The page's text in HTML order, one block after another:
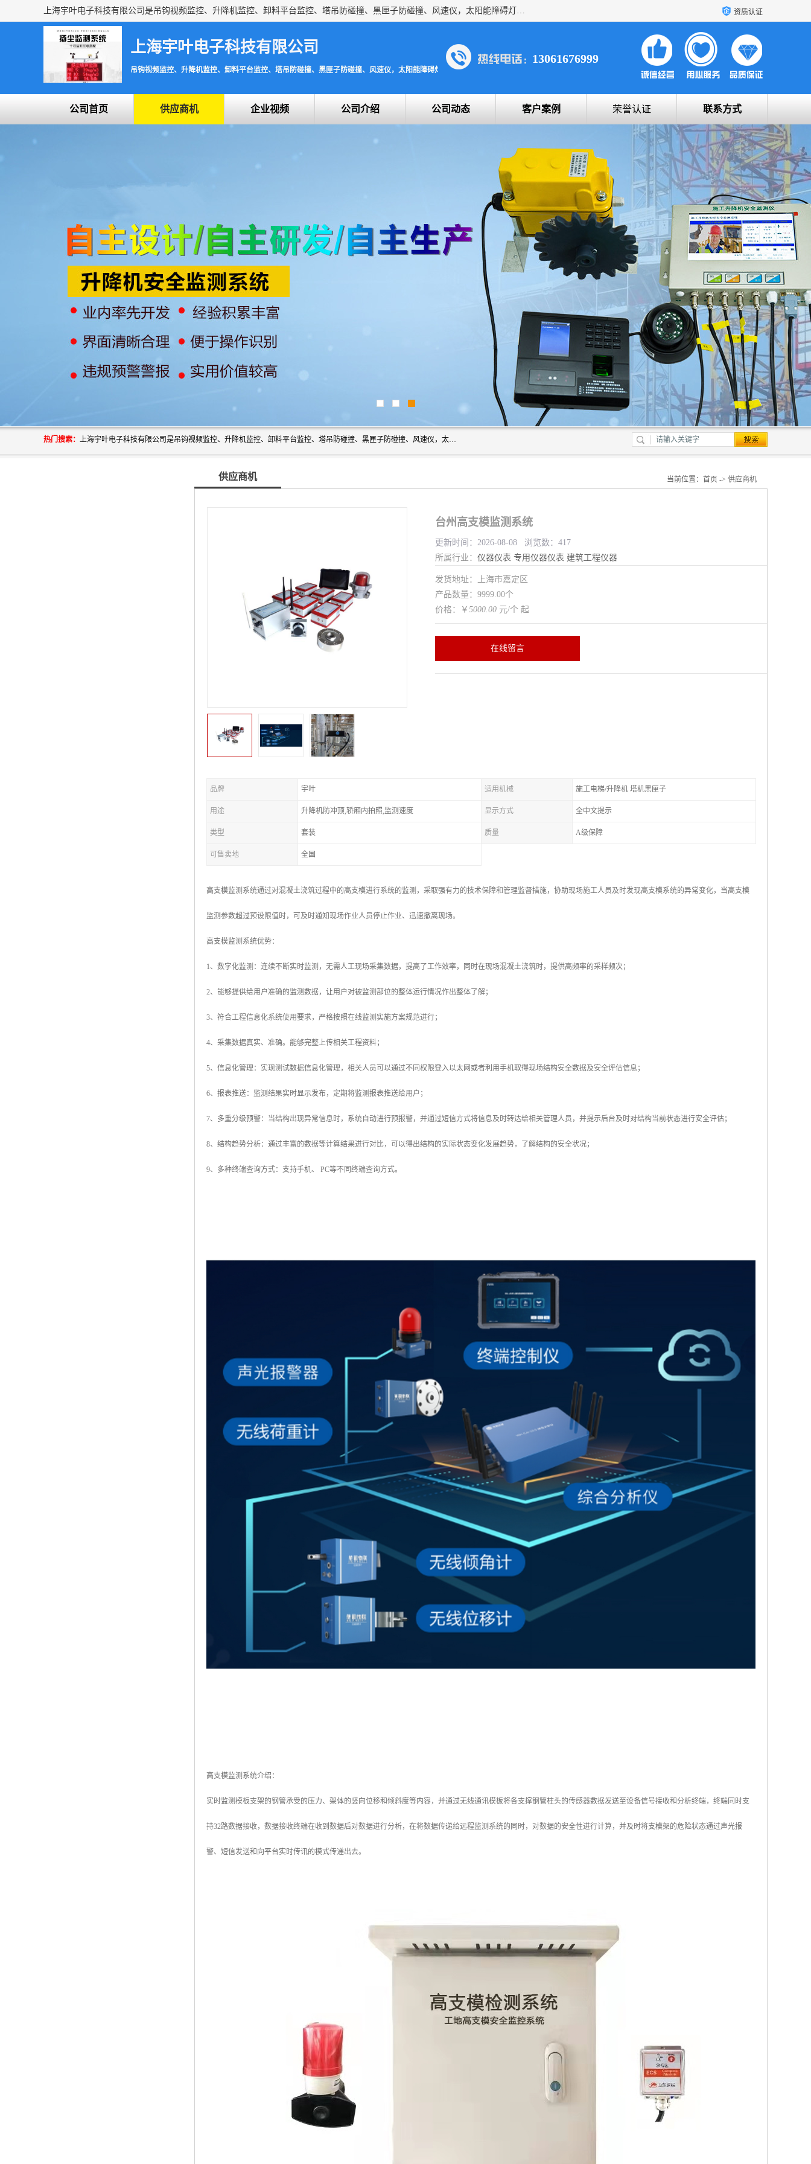
上海宇叶电子科技有限公司是吊钩视频监控、升降机监控、卸料平台监控、塔吊防碰撞、黑匣子防碰撞、风速仪，太阳能障碍灯安全提示灯等一系列升降机的常用配件产品专业研发生产加工的公司，拥有完整、科学的质量管理体系。 资质认证
上海宇叶电子科技有限公司
吊钩视频监控、升降机监控、卸料平台监控、塔吊防碰撞、黑匣子防碰撞、风速仪，太阳能障碍灯安全提示灯
13061676999
公司首页 供应商机 企业视频 公司介绍 公司动态 客户案例 荣誉认证 联系方式
热门搜索： 上海宇叶电子科技有限公司是吊钩视频监控、升降机监控、卸料平台监控、塔吊防碰撞、黑匣子防碰撞、风速仪，太阳能障碍灯安全提示灯等一系列升降机的常用配件产品专业研发生产加工的公司，拥有完整、科学的质量管理体系。
供应商机 当前位置： 首页 -> 供应商机
台州高支模监测系统
更新时间：2026-08-08 浏览数：417
所属行业： 仪器仪表 专用仪器仪表 建筑工程仪器
发货地址：上海市嘉定区
产品数量：9999.00个
价格：￥ 5000.00 元/个 起
在线留言
品牌 宇叶 适用机械 施工电梯/升降机 塔机黑匣子
用途 升降机防冲顶,轿厢内拍照,监测速度 显示方式 全中文提示
类型 套装 质量 A级保障
可售卖地 全国
高支模监测系统通过对混凝土浇筑过程中的高支模进行系统的监测，采取强有力的技术保障和管理监督措施，协助现场施工人员及时发现高支模系统的异常变化，当高支模
监测参数超过预设限值时，可及时通知现场作业人员停止作业、迅速撤离现场。
高支模监测系统优势：
1、数字化监测：连续不断实时监测，无需人工现场采集数据，提高了工作效率，同时在现场混凝土浇筑时，提供高频率的采样频次；
2、能够提供给用户准确的监测数据，让用户对被监测部位的整体运行情况作出整体了解；
3、符合工程信息化系统使用要求，严格按照在线监测实施方案规范进行；
4、采集数据真实、准确。能够完整上传相关工程资料；
5、信息化管理：实现测试数据信息化管理，相关人员可以通过不同权限登入以太网或者利用手机取得现场结构安全数据及安全评估信息；
6、报表推送：监测结果实时显示发布，定期将监测报表推送给用户；
7、多重分级预警：当结构出现异常信息时，系统自动进行预报警，并通过短信方式将信息及时转达给相关管理人员，并提示后台及时对结构当前状态进行安全评估；
8、结构趋势分析：通过丰富的数据等计算结果进行对比，可以得出结构的实际状态变化发展趋势，了解结构的安全状况；
9、多种终端查询方式：支持手机、 PC等不同终端查询方式。
高支模监测系统介绍：
实时监测模板支架的钢管承受的压力、架体的竖向位移和倾斜度等内容，并通过无线通讯模板将各支撑钢管柱头的传感器数据发送至设备信号接收和分析终端，终端同时支
持32路数据接收，数据接收终端在收到数据后对数据进行分析，在将数据传递给远程监测系统的同时，对数据的安全性进行计算，并及时将支模架的危险状态通过声光报
警、短信发送和向平台实时传讯的模式传递出去。